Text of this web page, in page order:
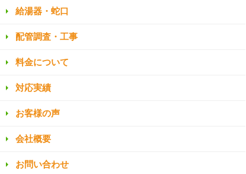
給湯器・蛇口
配管調査・工事
料金について
対応実績
お客様の声
会社概要
お問い合わせ